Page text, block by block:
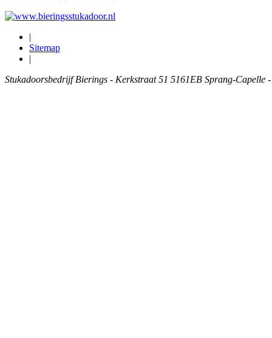
|
Sitemap
|
Stukadoorsbedrijf Bierings - Kerkstraat 51 5161EB Sprang-Capelle